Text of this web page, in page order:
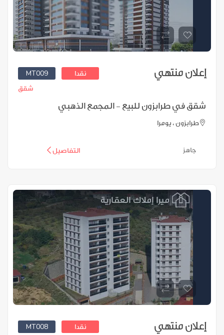
MT009 نقدا إعلان منتهي
شقق
شقق في طرابزون للبيع - المجمع الذهبي
طرابزون ، يومرا
التفاصيل
MT008 نقدا إعلان منتهي